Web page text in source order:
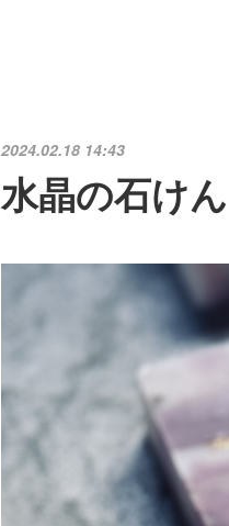
2024.02.18 14:43
水晶の石けん